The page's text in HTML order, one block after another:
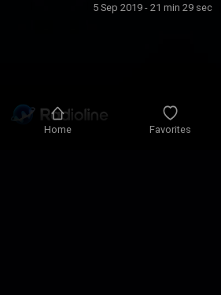
Home Favorites
Line et Adam, trois amis de
5 Sep 2019- 21 min 29 sec